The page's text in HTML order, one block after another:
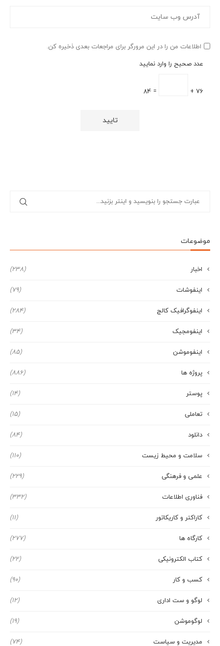
اطلاعات من را در این مرورگر برای مراجعات بعدی ذخیره کن.
عدد صحیح را وارد نمایید
76 +
= 84
موضوعات
اخبار (238)
اینفوشات (79)
اینفوگرافیک کالج (284)
اینفومجیک (34)
اینفوموشن (85)
پروژه ها (886)
پوستر (14)
تعاملی (15)
دانلود (84)
سلامت و محیط زیست (110)
علمی و فرهنگی (229)
فناوری اطلاعات (332)
کاراکتر و کاریکاتور (11)
کارگاه ها (277)
کتاب الکترونیکی (22)
کسب و کار (90)
لوگو و ست اداری (12)
لوگوموشن (19)
مدیریت و سیاست (74)